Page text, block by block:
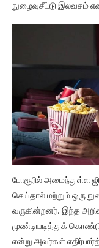
நுழைவுசீட்டு இலவசம்
போரூரில் அமைந்துள்ள
செய்தால் மற்றும் ஒரு
வருகின்றனர். இந்த
முண்டியடித்துக்
என்று அவர்கள்